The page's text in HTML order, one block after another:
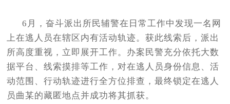
6月，奋斗派出所民辅警在日常工作中发现一名网
上在逃人员在辖区内有活动轨迹。获此线索后，派出
所高度重视，立即展开工作。办案民警充分依托大数
据平台、线索摸排等工作，对在逃人员身份信息、活
动范围、行动轨迹进行全方位排查，最终锁定在逃人
员曲某的藏匿地点并成功将其抓获。